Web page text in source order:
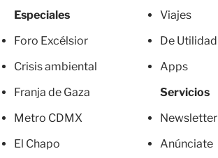
Especiales
Foro Excélsior
Crisis ambiental
Franja de Gaza
Metro CDMX
El Chapo
Viajes
De Utilidad
Apps
Servicios
Newsletter
Anúnciate